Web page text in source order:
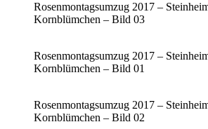
Rosenmontagsumzug 2017 –
Kornblümchen – Bild 03
Rosenmontagsumzug 2017 –
Kornblümchen – Bild 01
Rosenmontagsumzug 2017 –
Kornblümchen – Bild 02